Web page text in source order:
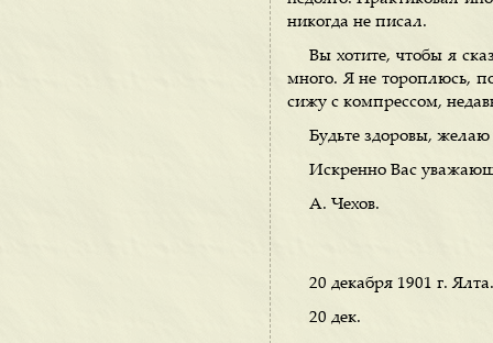
никогда не писал.
Вы хотите, чтобы я
много. Я не тороплюсь,
сижу с компрессом,
Будьте здоровы, желаю
Искренно Вас
А. Чехов.
20 декабря 1901 г. Ялта.
20 дек.